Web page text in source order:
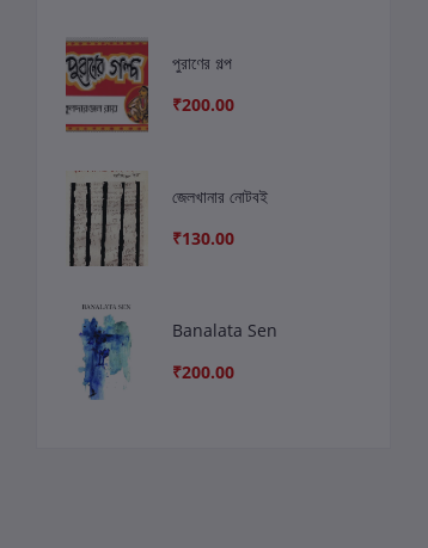
পুরাণের গল্প
₹200.00
জেলখানার নোটবই
₹130.00
Banalata Sen
₹200.00
কার্টে যোগ করুন
AJ0Y KUMAR
GHOSH :
ARTICLES AND
বাসু আচার্য (সম্পাঃ)
₹599.00
₹570.00
₹250.00